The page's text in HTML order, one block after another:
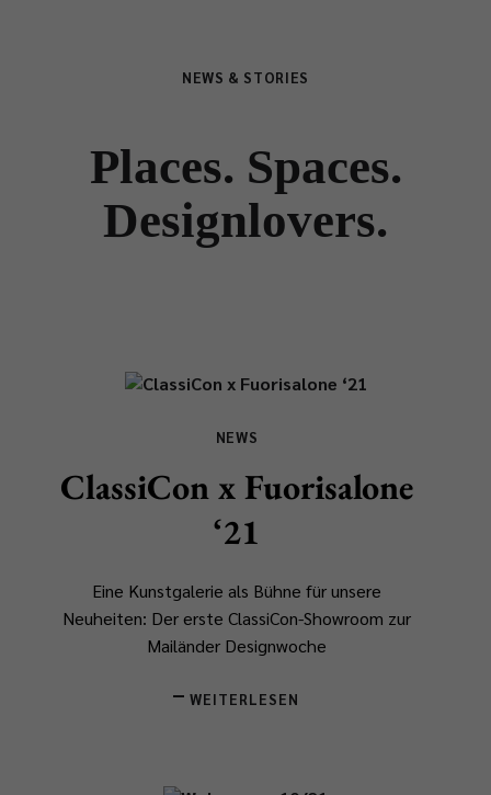
NEWS & STORIES
Places. Spaces.
Designlovers.
NEWS
ClassiCon x Fuorisalone
‘21
Eine Kunstgalerie als Bühne für unsere
Neuheiten: Der erste ClassiCon-Showroom zur
Mailänder Designwoche
WEITERLESEN